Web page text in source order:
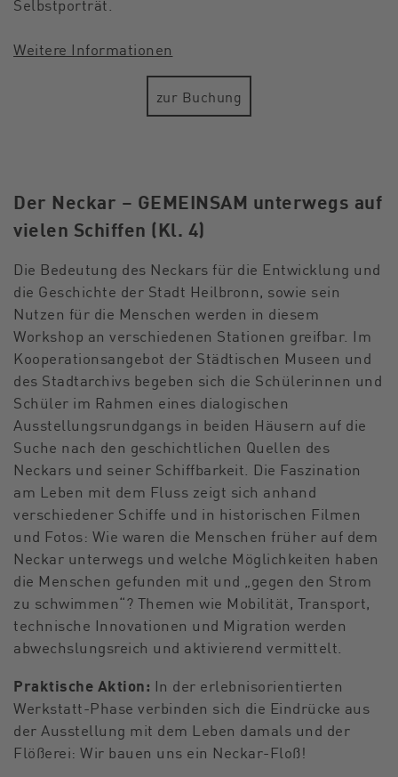
Weitere Informationen
zur Buchung
Der Neckar – GEMEINSAM unterwegs auf
vielen Schiffen (Kl. 4)
Die Bedeutung des Neckars für die Entwicklung und
die Geschichte der Stadt Heilbronn, sowie sein
Nutzen für die Menschen werden in diesem
Workshop an verschiedenen Stationen greifbar. Im
Kooperationsangebot der Städtischen Museen und
des Stadtarchivs begeben sich die Schülerinnen und
Schüler im Rahmen eines dialogischen
Ausstellungsrundgangs in beiden Häusern auf die
Suche nach den geschichtlichen Quellen des
Neckars und seiner Schiffbarkeit. Die Faszination
am Leben mit dem Fluss zeigt sich anhand
verschiedener Schiffe und in historischen Filmen
und Fotos: Wie waren die Menschen früher auf dem
Neckar unterwegs und welche Möglichkeiten haben
die Menschen gefunden mit und „gegen den Strom
zu schwimmen“? Themen wie Mobilität, Transport,
technische Innovationen und Migration werden
abwechslungsreich und aktivierend vermittelt.
Praktische Aktion: In der erlebnisorientierten
Werkstatt-Phase verbinden sich die Eindrücke aus
der Ausstellung mit dem Leben damals und der
Flößerei: Wir bauen uns ein Neckar-Floß!